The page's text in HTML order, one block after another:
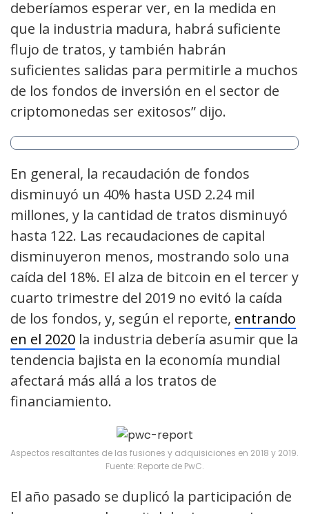
deberíamos esperar ver, en la medida en
que la industria madura, habrá suficiente
flujo de tratos, y también habrán
suficientes salidas para permitirle a muchos
de los fondos de inversión en el sector de
criptomonedas ser exitosos” dijo.
En general, la recaudación de fondos
disminuyó un 40% hasta USD 2.24 mil
millones, y la cantidad de tratos disminuyó
hasta 122. Las recaudaciones de capital
disminuyeron menos, mostrando solo una
caída del 18%. El alza de bitcoin en el tercer y
cuarto trimestre del 2019 no evitó la caída
de los fondos, y, según el reporte, entrando
en el 2020 la industria debería asumir que la
tendencia bajista en la economía mundial
afectará más allá a los tratos de
financiamiento.
Aspectos resaltantes de las fusiones y adquisiciones en 2018 y 2019.
Fuente: Reporte de PwC.
El año pasado se duplicó la participación de